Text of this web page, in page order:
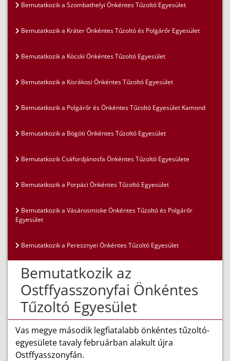
Bemutatkozik a Szombathelyi Önkéntes Tűzoltó Egyesület
Bemutatkozik a Kráter Önkéntes Tűzoltó és Polgárőr Egyesület
Bemutatkozik a Köcski Önkéntes Tűzoltó Egyesület
Bemutatkozik a Kisrákosi Önkéntes Tűzoltó Egyesület
Bemutatkozik a Polgárőr és Önkéntes Tűzoltó Egyesület Kamond
Bemutatkozik a Bögöti Önkéntes Tűzoltó Egyesület
Bemutatkozik Csáfordjánosfa Önkéntes Tűzoltó Egyesülete
Bemutatkozik a Porpáci Önkéntes Tűzoltó Egyesület
Bemutatkozik a Vásárosmiske Önkéntes Tűzoltó és Polgárőr
Egyesület
Bemutatkozik a Peresznyei Önkéntes Tűzoltó Egyesület
Bemutatkozik az
Ostffyasszonyfai Önkéntes
Tűzoltó Egyesület
Vas megye második legfia­talabb önkéntes tűzoltó-
egyesülete tavaly februárban alakult újra
Ostffyasszonyfán.